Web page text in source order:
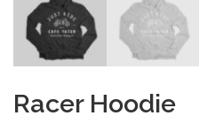
Racer Hoodie